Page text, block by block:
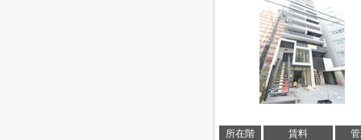
所在階 賃料